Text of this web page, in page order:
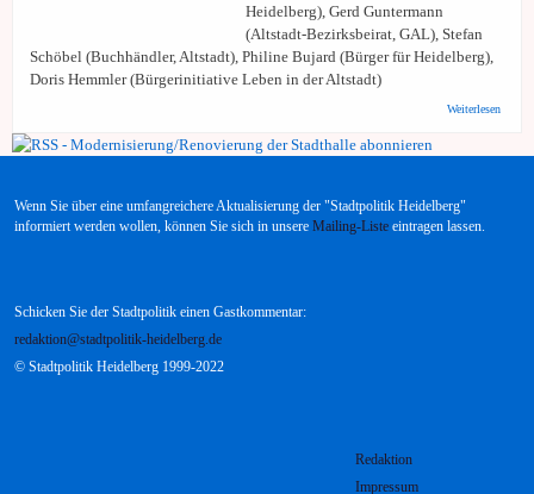
Heidelberg), Gerd Guntermann
(Altstadt-Bezirksbeirat, GAL), Stefan
Schöbel (Buchhändler, Altstadt), Philine Bujard (Bürger für Heidelberg),
Doris Hemmler (Bürgerinitiative Leben in der Altstadt)
Weiterlesen
Wenn Sie über eine umfangreichere Aktualisierung der "Stadtpolitik Heidelberg"
informiert werden wollen, können Sie sich in unsere Mailing-Liste eintragen lassen.
Schicken Sie der Stadtpolitik einen Gastkommentar:
redaktion@stadtpolitik-heidelberg.de
© Stadtpolitik Heidelberg 1999-2022
Redaktion
Impressum